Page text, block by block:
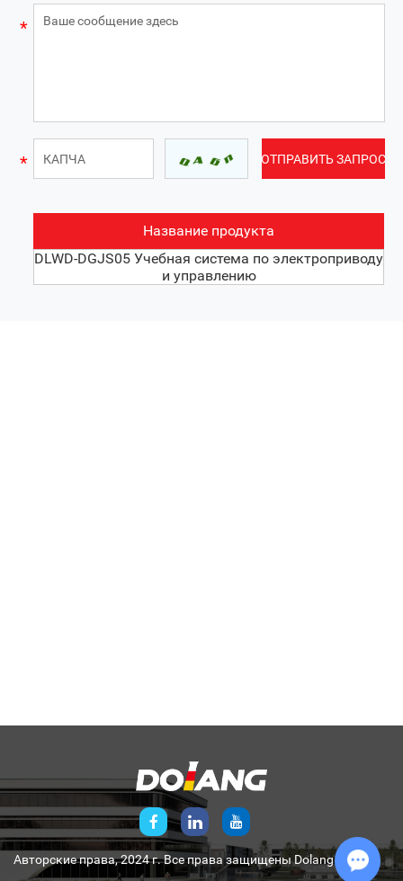
Название продукта
DLWD-DGJS05 Учебная система по электроприводу
и управлению
Авторские права, 2024 г. Все права защищеныDolang